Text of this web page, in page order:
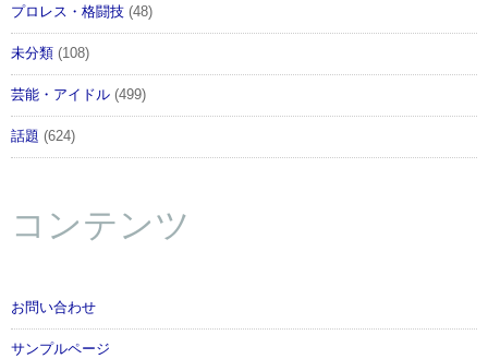
プロレス・格闘技 (48)
未分類 (108)
芸能・アイドル (499)
話題 (624)
コンテンツ
お問い合わせ
サンプルページ